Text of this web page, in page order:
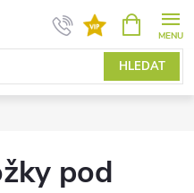
HLEDAT
NÁKUPNÍ
KOŠÍK
pod